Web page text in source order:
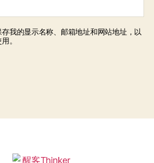
我的显示名称、邮箱地址和网站地址，以
。